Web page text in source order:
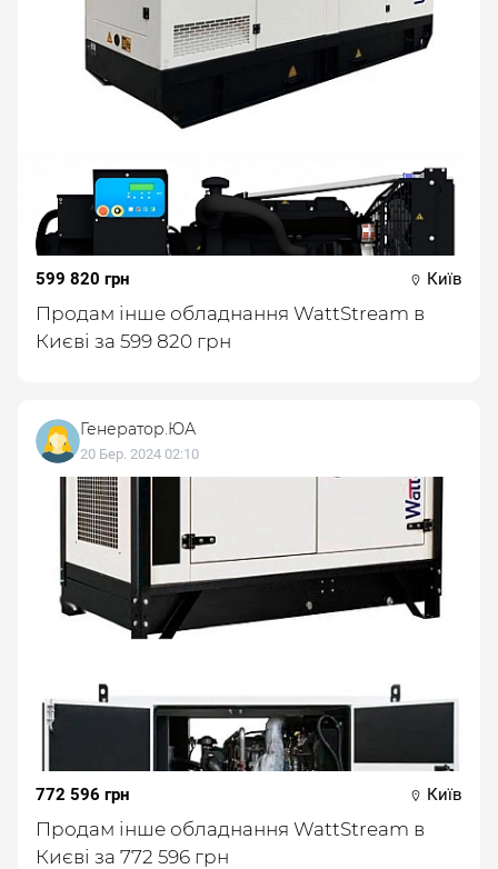
599 820 грн Київ
Продам інше обладнання WattStream в
Києві за 599 820 грн
Генератор.ЮА
20 Бер. 2024 02:10
772 596 грн Київ
Продам інше обладнання WattStream в
Києві за 772 596 грн